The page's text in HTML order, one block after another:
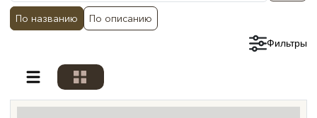
По названию По описанию
Фильтры
Разделы
Направление